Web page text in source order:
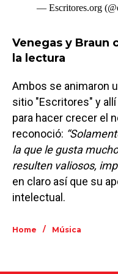
— Escritores.org
Venegas y Braun
la lectura
Ambos se animaron
sitio "Escritores" y
para hacer crecer el
reconoció:
la que le gusta
resulten valiosos,
en claro así que su
intelectual.
Home / Música